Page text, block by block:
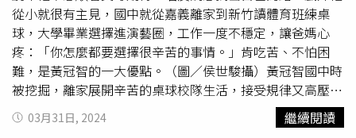
力十足，相當照顧後輩。聊到兩位兒子都有和爸爸在工作上
合作的經驗，胡瓜首先喊冤網友都認為他不給兒子機會，胡
釋安解釋爸爸其實很常cue他，但本身個性的反應不像胡瓜
及姐姐小禎反應快，會有一些跟不上的地方，難免會有一些
壓力，但對他來說是好的機會學習。胡瓜趁機再抱怨兒子，
「主持《最強綜藝秀》時有許多外國人，他英文不好導致講
話結巴。」沒想到胡釋安在一旁也不跳出來相救，讓他不經
從小就很有主見，國中就從嘉義離家到新竹讀體育班練桌
球，大學畢業選擇進演藝圈，工作一度不穩定，讓爸媽心
疼：「你怎麼都要選擇很辛苦的事情。」肯吃苦、不怕困
難，是黃冠智的一大優點。（圖／侯世駿攝）黃冠智國中時
被挖掘，離家展開辛苦的桌球校隊生活，接受規律又高壓的
訓練，大學畢業後他決定當演員，但初期戲約不穩定，疫情
期間更是雪上加霜，他除了要省著開銷，還要設法打工開源
03月31日, 2024 繼續閱讀